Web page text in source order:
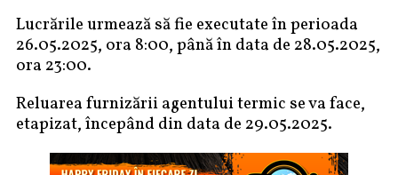
Lucrările urmează să fie executate în perioada
26.05.2025, ora 8:00, până în data de 28.05.2025,
ora 23:00.
Reluarea furnizării agentului termic se va face,
etapizat, începând din data de 29.05.2025.